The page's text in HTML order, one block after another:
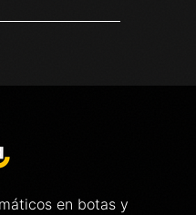
en botas y